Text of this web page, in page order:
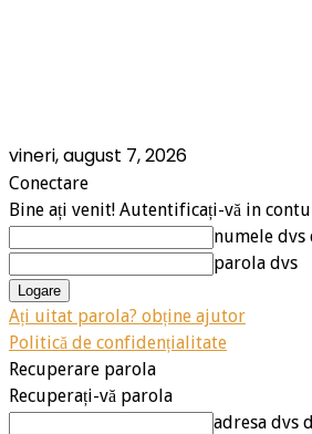
vineri, august 7, 2026
Conectare
Bine ați venit! Autentificați-vă in
numele
parola dvs
Ați uitat parola? obține ajutor
Politică de confidențialitate
Recuperare parola
Recuperați-vă parola
adresa dvs